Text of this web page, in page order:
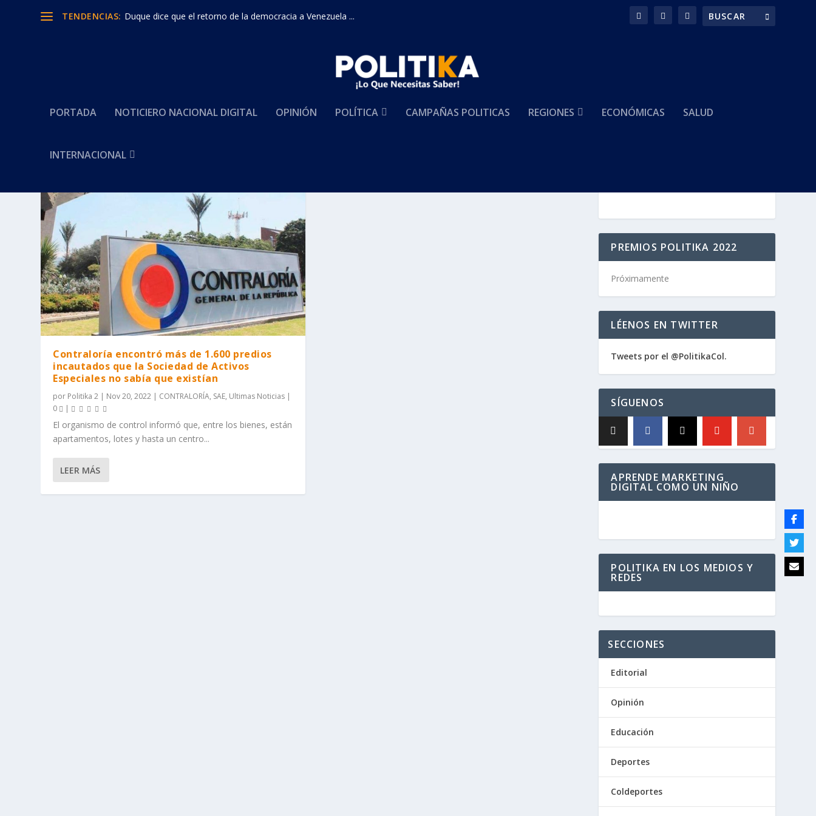
TENDENCIAS: Duque dice que el retorno de la democracia a Venezuela ...
PORTADA NOTICIERO NACIONAL DIGITAL OPINIÓN POLÍTICA CAMPAÑAS POLITICAS REGIONES ECONÓMICAS SALUD
INTERNACIONAL
Categoría:SAE
Contraloría encontró más de 1.600 predios
incautados que la Sociedad de Activos
Especiales no sabía que existían
por Politika 2 | Nov 20, 2022 | CONTRALORÍA, SAE, Ultimas Noticias |
0
|
El organismo de control informó que, entre los bienes, están
apartamentos, lotes y hasta un centro...
LEER MÁS
PREMIOS POLITIKA 2022
Próximamente
LÉENOS EN TWITTER
Tweets por el @PolitikaCol.
SÍGUENOS
APRENDE MARKETING
DIGITAL COMO UN NIÑO
POLITIKA EN LOS MEDIOS Y
REDES
SECCIONES
Editorial
Opinión
Educación
Deportes
Coldeportes